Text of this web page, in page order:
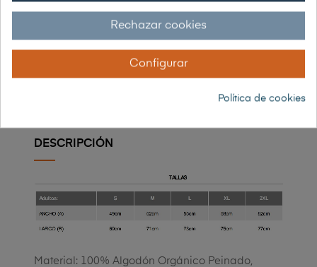
Envío grátis a partir de 150€
Garantía 30 días de devolución
DESCRIPCIÓN
Material: 100% Algodón Orgánico Peinado,
Rechazar cookies
Configurar
Política de cookies